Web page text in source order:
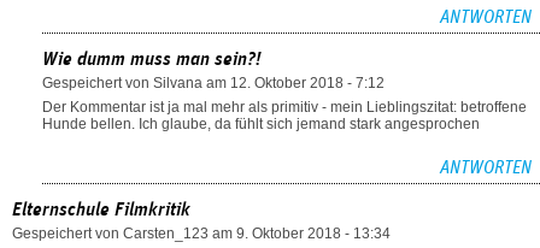
ANTWORTEN
Wie dumm muss man sein?!
Gespeichert von Silvana am 12. Oktober 2018 - 7:12
Der Kommentar ist ja mal mehr als primitiv - mein Lieblingszitat: betroffene
Hunde bellen. Ich glaube, da fühlt sich jemand stark angesprochen
ANTWORTEN
Elternschule Filmkritik
Gespeichert von Carsten_123 am 9. Oktober 2018 - 13:34